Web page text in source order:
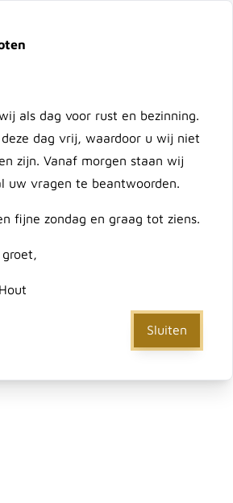
als dag voor rust en bezinning.
dag vrij, waardoor u wij niet
zijn. Vanaf morgen staan wij
uw vragen te beantwoorden.
fijne zondag en graag tot ziens.
Sluiten
18x115